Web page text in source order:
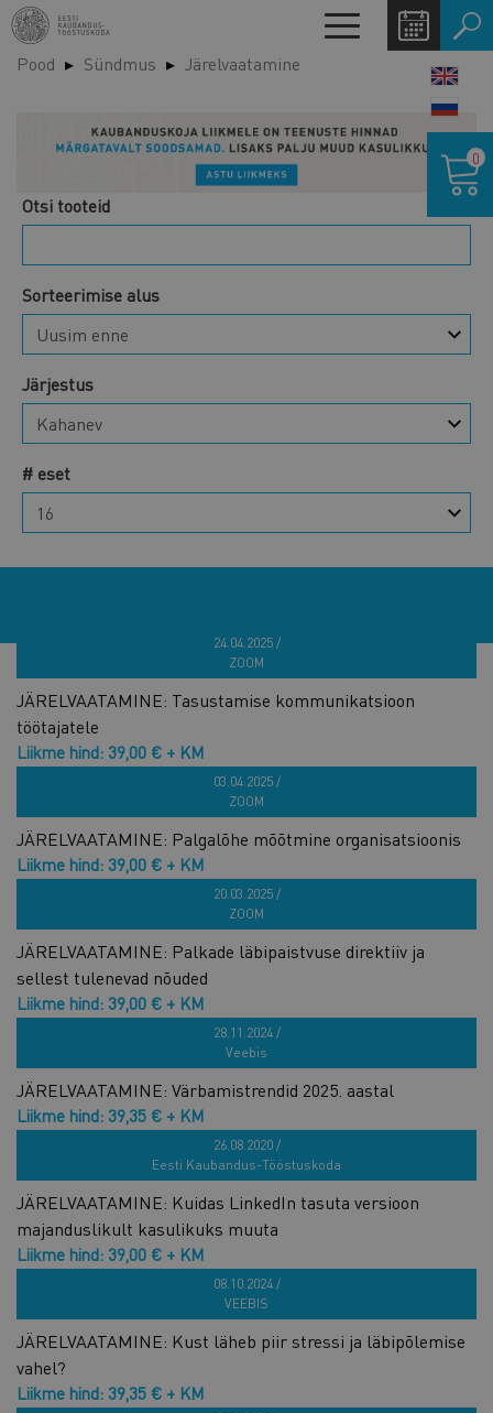
Liigu
edasi
põhisisu
Toggle
navigation
Pood Sündmus Järelvaatamine
Otsi tooteid
Sorteerimise alus
Järjestus
# eset
24.04.2025 /
ZOOM
JÄRELVAATAMINE: Tasustamise kommunikatsioon
töötajatele
Liikme hind: 39,00 € + KM
03.04.2025 /
ZOOM
JÄRELVAATAMINE: Palgalõhe mõõtmine organisatsioonis
Liikme hind: 39,00 € + KM
20.03.2025 /
ZOOM
JÄRELVAATAMINE: Palkade läbipaistvuse direktiiv ja
sellest tulenevad nõuded
Liikme hind: 39,00 € + KM
28.11.2024 /
Veebis
JÄRELVAATAMINE: Värbamistrendid 2025. aastal
Liikme hind: 39,35 € + KM
26.08.2020 /
Eesti Kaubandus-Tööstuskoda
JÄRELVAATAMINE: Kuidas LinkedIn tasuta versioon
majanduslikult kasulikuks muuta
Liikme hind: 39,00 € + KM
08.10.2024 /
VEEBIS
JÄRELVAATAMINE: Kust läheb piir stressi ja läbipõlemise
vahel?
Liikme hind: 39,35 € + KM
0